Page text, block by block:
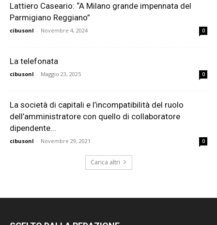
Lattiero Caseario: “A Milano grande impennata del
Parmigiano Reggiano”
cibusonl - Novembre 4, 2024 0
La telefonata
cibusonl - Maggio 23, 2025 0
La società di capitali e l’incompatibilità del ruolo
dell’amministratore con quello di collaboratore
dipendente...
cibusonl - Novembre 29, 2021 0
Carica altri